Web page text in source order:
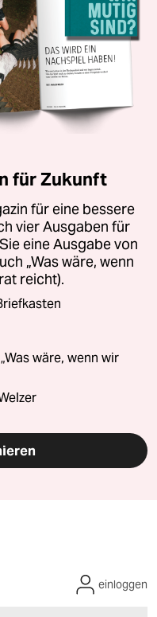
für Zukunft
für eine bessere
vier Ausgaben für
eine Ausgabe von
„Was wäre, wenn
reicht).
wäre, wenn wir
einloggen